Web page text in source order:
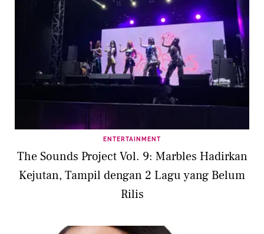
ENTERTAINMENT
The Sounds Project Vol. 9: Marbles Hadirkan
Kejutan, Tampil dengan 2 Lagu yang Belum
Rilis